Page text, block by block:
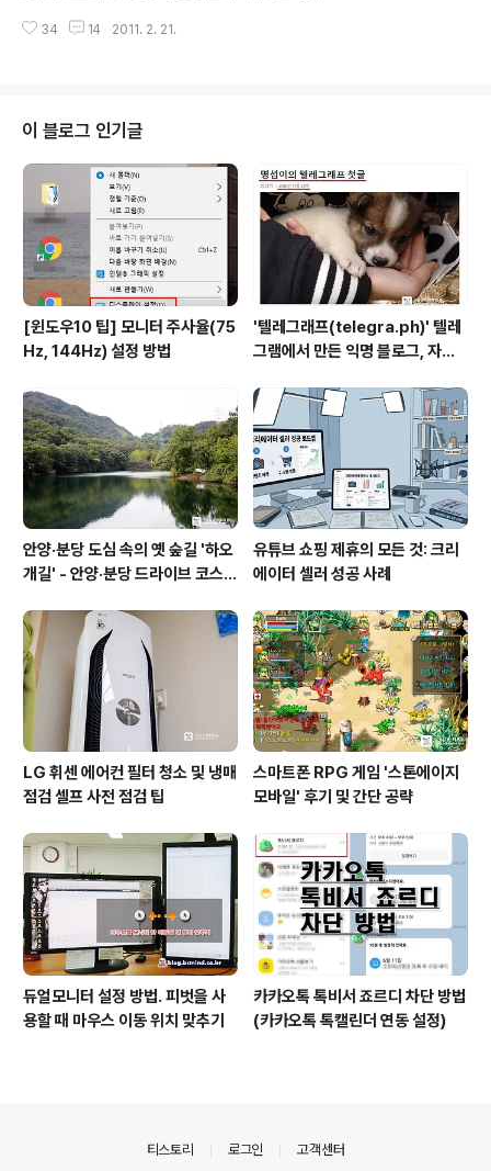
세로 136mm x 높이 57mm'의 손바닥 만한 크기이다. 무
미니빔 프로젝터 LG-HX350T을 보니 '모바일의 또다른
터로 LED 광원을 사용하며, XGA 고해상도와 밝기를 지원
하며, USB를 꽂으면 오피스 파일이나 동영상, 사진 등을
바로 감상(USB호스트)할 수 있다. 또한, HDMI연결방식이
나 기존의 연결방식 모두를 지원하여 단순한 빔 프로젝터
가 아닌 모바일 멀티미디어 기기의 확장성을 확실하게 보
여주고 있다. ..
34 14 2011. 2. 21.
이 블로그 인기글
[윈도우10 팁] 모니터 주사율(75
Hz, 144Hz) 설정 방법
'텔레그래프(telegra.ph)' 텔레
그램에서 만든 익명 블로그, 자유
안양·분당 도심 속의 옛 숲길 '하오
개길' - 안양·분당 드라이브 코스
유튜브 쇼핑 제휴의 모든 것: 크리
에이터 셀러 성공 사례
LG 휘센 에어컨 필터 청소 및 냉매
점검 셀프 사전 점검 팁
스마트폰 RPG 게임 '스톤에이지
모바일' 후기 및 간단 공략
듀얼모니터 설정 방법. 피벗을 사
용할 때 마우스 이동 위치 맞추기
카카오톡 톡비서 죠르디 차단 방법
(카카오톡 톡캘린더 연동 설정)
티스토리 로그인 고객센터